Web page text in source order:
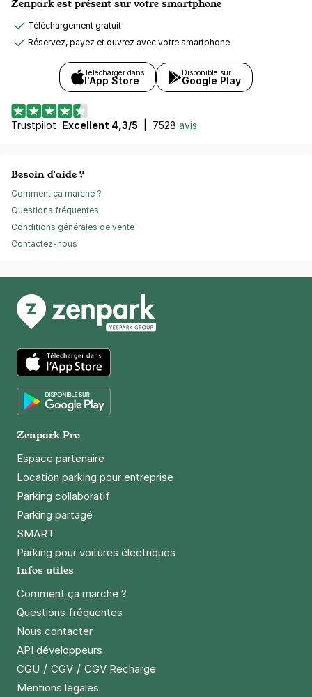
Zenpark est présent sur votre smartphone
Téléchargement gratuit
Réservez, payez et ouvrez avec votre smartphone
Télécharger dans
l'App Store
Disponible sur
Google Play
Trustpilot Excellent 4,3/5 7528 avis
Besoin d'aide ?
Comment ça marche ?
Questions fréquentes
Conditions générales de vente
Contactez-nous
App Store
Zenpark Pro
Espace partenaire
Location parking pour entreprise
Parking collaboratif
Parking partagé
SMART
Parking pour voitures électriques
Infos utiles
Comment ça marche ?
Questions fréquentes
Nous contacter
API développeurs
CGU / CGV / CGV Recharge
Mentions légales